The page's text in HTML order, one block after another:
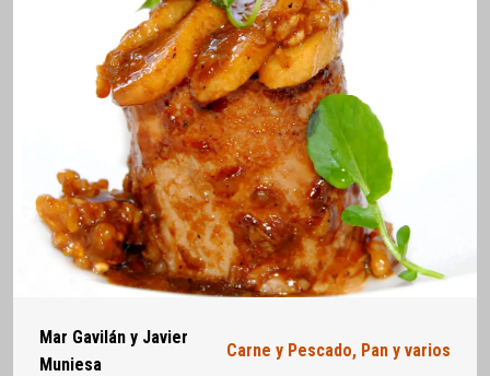
Mar Gavilán y Javier
Muniesa
Carne y Pescado, Pan y varios